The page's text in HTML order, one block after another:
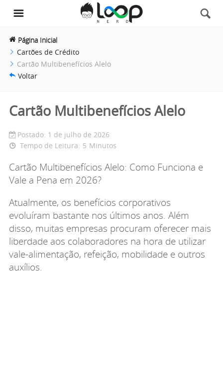
Página Inicial
Cartões de Crédito
Cartão Multibenefícios Alelo
Voltar
Cartão Multibenefícios Alelo
Postado: 1 de julho de 2026
Tempo de Leitura: 5 Minutos
Cartão Multibenefícios Alelo: Como Funciona e
Vale a Pena em 2026?
Atualmente, os benefícios corporativos
evoluíram bastante nos últimos anos. Além
disso, muitas empresas procuram oferecer mais
liberdade aos colaboradores na hora de utilizar
vale-alimentação, refeição, mobilidade e outros
auxílios.